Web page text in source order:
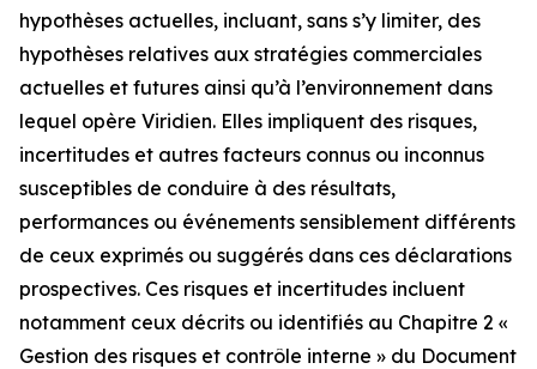
hypothèses actuelles, incluant, sans s’y limiter, des
hypothèses relatives aux stratégies commerciales
actuelles et futures ainsi qu’à l’environnement dans
lequel opère Viridien. Elles impliquent des risques,
incertitudes et autres facteurs connus ou inconnus
susceptibles de conduire à des résultats,
performances ou événements sensiblement différents
de ceux exprimés ou suggérés dans ces déclarations
prospectives. Ces risques et incertitudes incluent
notamment ceux décrits ou identifiés au Chapitre 2 «
Gestion des risques et contrôle interne » du Document